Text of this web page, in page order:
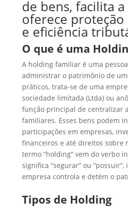
de bens, facilita a
oferece
e eficiência
O que é uma
A holding familiar é uma
administrar o patrimônio de
práticos, trata-se de uma
sociedade limitada (Ltda) ou
função principal de centralizar
familiares. Esses bens podem
participações em empresas,
financeiros e até direitos sobre
termo “holding” vem do verbo
significa “segurar” ou
empresa controla e detém o
Tipos de Holding